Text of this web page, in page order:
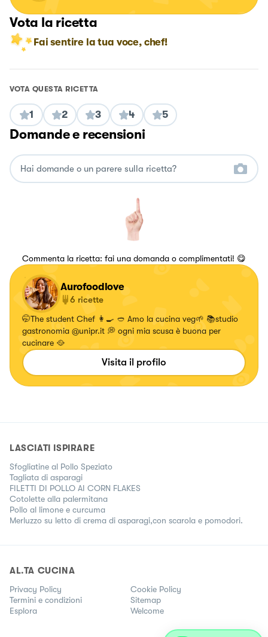
Vota la ricetta
Fai sentire la tua voce, chef!
VOTA QUESTA RICETTA
1 2 3 4 5
Domande e recensioni
Commenta la ricetta: fai una domanda o complimentati! 😋
Aurofoodlove
6 ricette
🤭The student Chef 👩‍🍳 🥙 Amo la cucina veg🌱 📚studio
gastronomia @unipr.it 💭 ogni mia scusa è buona per
cucinare 🥘
Visita il profilo
LASCIATI ISPIRARE
Sfogliatine al Pollo Speziato
Tagliata di asparagi
FILETTI DI POLLO AI CORN FLAKES
Cotolette alla palermitana
Pollo al limone e curcuma
Merluzzo su letto di crema di asparagi,con scarola e pomodori.
AL.TA CUCINA
Privacy Policy
Cookie Policy
Termini e condizioni
Sitemap
Esplora
Welcome